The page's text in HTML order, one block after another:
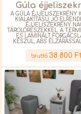
Gúla
A GÚLA ÉJJELISZEKRÉNY
KIALAKÍTÁSÚ, JÓ
ÉJJELISZEKRÉNY
TÁROLÓRÉSZEKKEL. A
ES LAMINÁLT
KÉSZÜL, ABS
Részletek
bruttó 38 800